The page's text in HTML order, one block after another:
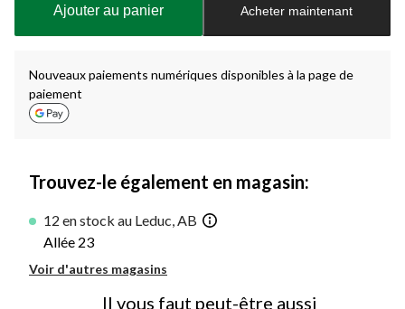
à
Ajouter au panier Acheter maintenant
Nouveaux paiements numériques disponibles à la page de
paiement
Trouvez-le également en magasin:
12 en stock au Leduc, AB
Allée 23
Voir d'autres magasins
Il vous faut peut-être aussi